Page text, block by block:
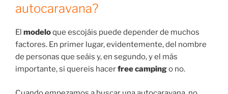
autocaravana?
El modeloque escojáis puede depender de muchos
factores. En primer lugar, evidentemente, del nombre
de personas que seáis y, en segundo, y el más
importante, si quereis hacerfree campingo no.